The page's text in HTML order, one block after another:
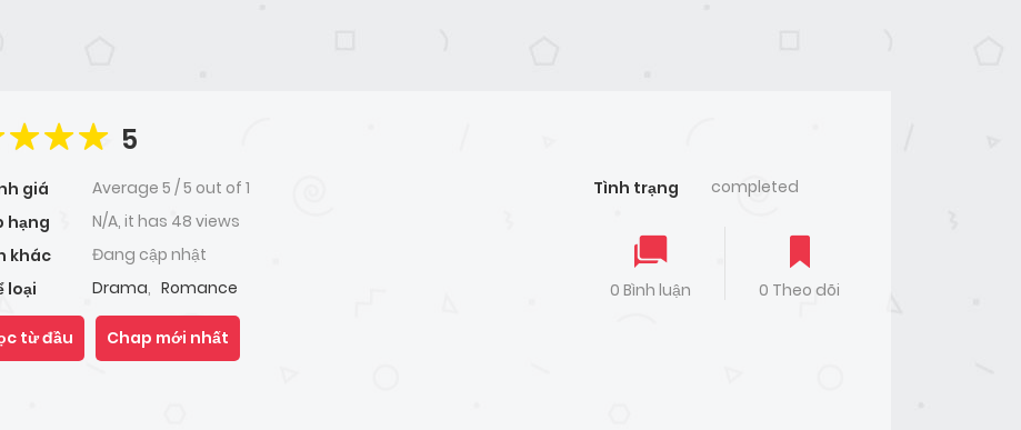
5
giá Average 5 /5 out of 1
hạng
N/A, it has 48 views
khác
Đang cập nhật
loại
Drama, Romance
Tình trạng completed
0 Bình luận 0 Theo dõi
từ đầu Chap mới nhất